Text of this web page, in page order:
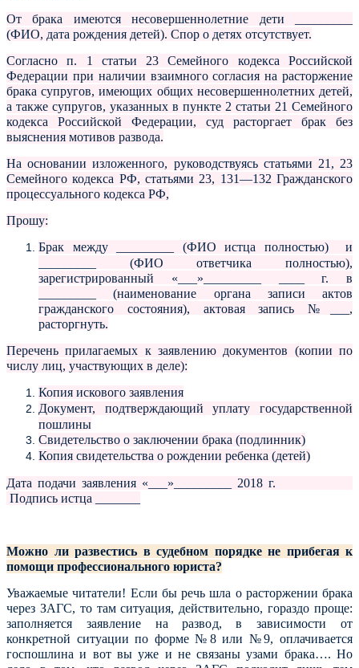
От брака имеются несовершеннолетние дети _________
(ФИО, дата рождения детей). Спор о детях отсутствует.
Согласно п. 1 статьи 23 Семейного кодекса Российской
Федерации при наличии взаимного согласия на расторжение
брака супругов, имеющих общих несовершеннолетних детей,
а также супругов, указанных в пункте 2 статьи 21 Семейного
кодекса Российской Федерации, суд расторгает брак без
выяснения мотивов развода.
На основании изложенного, руководствуясь статьями 21, 23
Семейного кодекса РФ, статьями 23, 131—132 Гражданского
процессуального кодекса РФ,
Прошу:
Брак между _________ (ФИО истца полностью) и
_________ (ФИО ответчика полностью),
зарегистрированный «___»_________ ____ г. в
_________ (наименование органа записи актов
гражданского состояния), актовая запись №___,
расторгнуть.
Перечень прилагаемых к заявлению документов (копии по
числу лиц, участвующих в деле):
Копия искового заявления
Документ, подтверждающий уплату государственной
пошлины
Свидетельство о заключении брака (подлинник)
Копия свидетельства о рождении ребенка (детей)
Дата подачи заявления «___»_________ 2018 г.
Подпись истца _______
Можно ли развестись в судебном порядке не прибегая к
помощи профессионального юриста?
Уважаемые читатели! Если бы речь шла о расторжении брака
через ЗАГС, то там ситуация, действительно, гораздо проще:
заполняется заявление на развод, в зависимости от
конкретной ситуации по форме №8 или №9, оплачивается
госпошлина и вот вы уже и не связаны узами брака…. Но